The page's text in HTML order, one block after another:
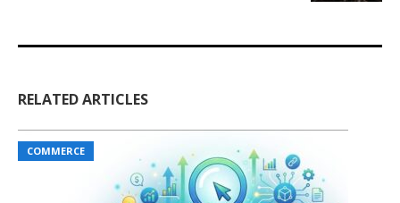
RELATED ARTICLES
COMMERCE